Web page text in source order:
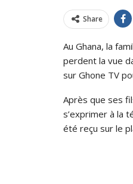
Share
Au Ghana, la
perdent la vue
sur Ghone TV
Après que ses
s’exprimer à la
été reçu sur le